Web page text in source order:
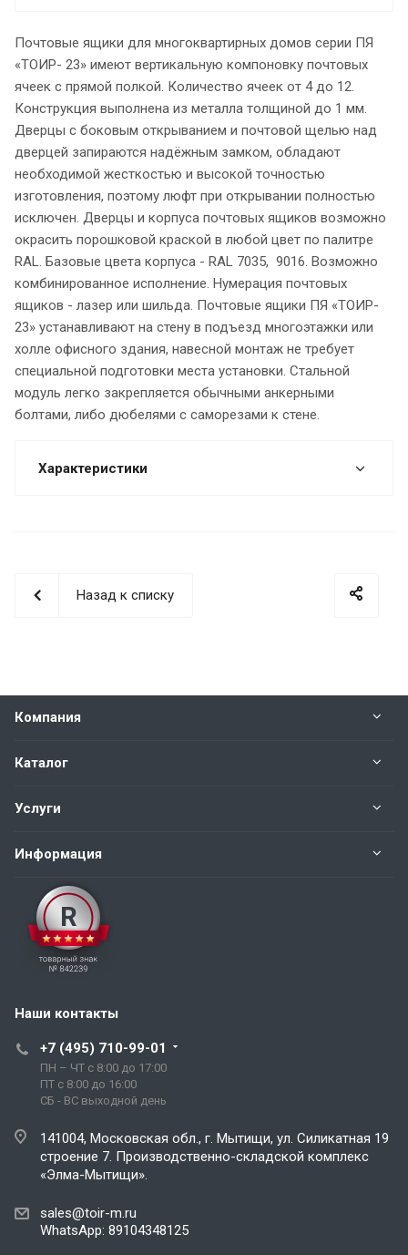
Почтовые ящики для многоквартирных домов серии ПЯ
«ТОИР- 23» имеют вертикальную компоновку почтовых
ячеек с прямой полкой. Количество ячеек от 4 до 12.
Конструкция выполнена из металла толщиной до 1 мм.
Дверцы с боковым открыванием и почтовой щелью над
дверцей запираются надёжным замком, обладают
необходимой жесткостью и высокой точностью
изготовления, поэтому люфт при открывании полностью
исключен. Дверцы и корпуса почтовых ящиков возможно
окрасить порошковой краской в любой цвет по палитре
RAL. Базовые цвета корпуса - RAL 7035, 9016. Возможно
комбинированное исполнение. Нумерация почтовых
ящиков - лазер или шильда. Почтовые ящики ПЯ «ТОИР-
23» устанавливают на стену в подъезд многоэтажки или
холле офисного здания, навесной монтаж не требует
специальной подготовки места установки. Стальной
модуль легко закрепляется обычными анкерными
болтами, либо дюбелями с саморезами к стене.
Характеристики
Назад к списку
Компания
Каталог
Услуги
Информация
Наши контакты
+7 (495) 710-99-01
ПН – ЧТ с 8:00 до 17:00
ПТ с 8:00 до 16:00
СБ - ВС выходной день
141004, Московская обл., г. Мытищи, ул. Силикатная 19
строение 7. Производственно-складской комплекс
«Элма-Мытищи».
sales@toir-m.ru
WhatsApp: 89104348125